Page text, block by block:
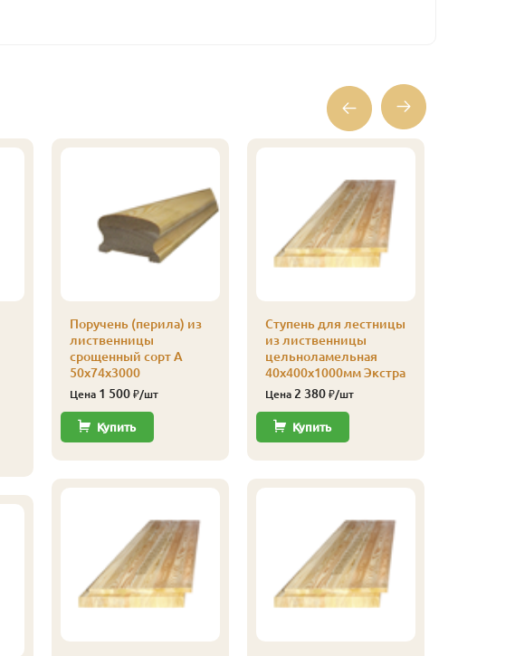
Поручень (перила) из
лиственницы
срощенный сорт А
50х74х3000
Цена 1 500₽/шт
Купить
Ступень для лестницы
из лиственницы
цельноламельная
40х400х1000мм Экстра
Цена 2 380₽/шт
Купить